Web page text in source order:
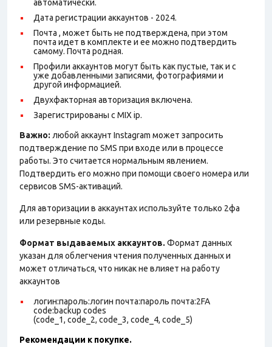
автоматически.
Дата регистрации аккаунтов - 2024.
Почта , может быть не подтверждена, при этом
почта идет в комплекте и ее можно подтвердить
самому. Почта родная.
Профили аккаунтов могут быть как пустые, так и с
уже добавленными записями, фотографиями и
другой информацией.
Двухфакторная авторизация включена.
Зарегистрированы с MIX ip.
Важно: любой аккаунт Instagram может запросить
подтверждение по SMS при входе или в процессе
работы. Это считается нормальным явлением.
Подтвердить его можно при помощи своего номера или
сервисов SMS-активаций.
Для авторизации в аккаунтах используйте только 2фа
или резервные коды.
Формат выдаваемых аккаунтов. Формат данных
указан для облегчения чтения полученных данных и
может отличаться, что никак не влияет на работу
аккаунтов
логин:пароль:логин почта:пароль почта:2FA
code:backup codes
(code_1, code_2, code_3, code_4, code_5)
Рекомендации к покупке.